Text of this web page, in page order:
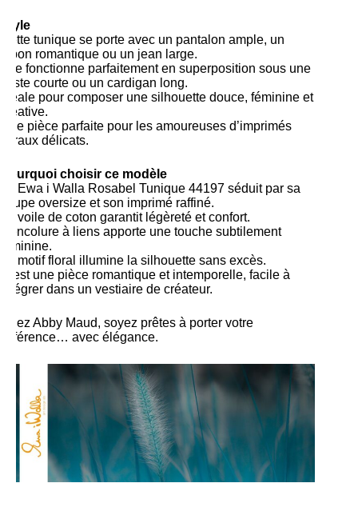
Style
Cette tunique se porte avec un pantalon ample, un
jupon romantique ou un jean large.
Elle fonctionne parfaitement en superposition sous une
veste courte ou un cardigan long.
Idéale pour composer une silhouette douce, féminine et
créative.
Une pièce parfaite pour les amoureuses d’imprimés
floraux délicats.
Pourquoi choisir ce modèle
La Ewa i Walla Rosabel Tunique 44197 séduit par sa
coupe oversize et son imprimé raffiné.
Le voile de coton garantit légèreté et confort.
L’encolure à liens apporte une touche subtilement
féminine.
Le motif floral illumine la silhouette sans excès.
C’est une pièce romantique et intemporelle, facile à
intégrer dans un vestiaire de créateur.
Chez Abby Maud, soyez prêtes à porter votre
différence… avec élégance.